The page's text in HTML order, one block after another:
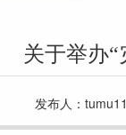
关于举办
发布人：